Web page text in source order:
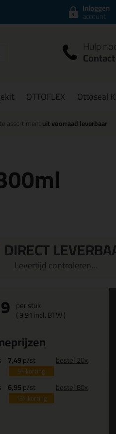
Inloggen
account
Hulp
OTTOFLEX Ottoseal
assortiment uit voorraad leverbaar
DIRECT
Levertijd controleren...
per stuk
(9,91 incl. BTW )
7,49p/st
9%korting
bestel 20x
6,95p/st
15%korting
bestel 80x